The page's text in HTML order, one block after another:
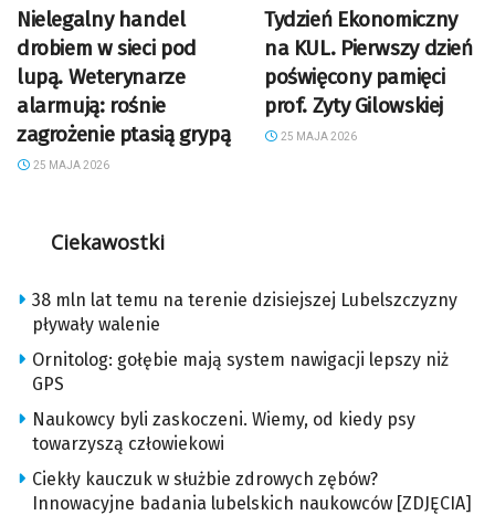
Nielegalny handel
drobiem w sieci pod
lupą. Weterynarze
alarmują: rośnie
zagrożenie ptasią grypą
25 MAJA 2026
Tydzień Ekonomiczny
na KUL. Pierwszy dzień
poświęcony pamięci
prof. Zyty Gilowskiej
25 MAJA 2026
Ciekawostki
38 mln lat temu na terenie dzisiejszej Lubelszczyzny
pływały walenie
Ornitolog: gołębie mają system nawigacji lepszy niż
GPS
Naukowcy byli zaskoczeni. Wiemy, od kiedy psy
towarzyszą człowiekowi
Ciekły kauczuk w służbie zdrowych zębów?
Innowacyjne badania lubelskich naukowców [ZDJĘCIA]